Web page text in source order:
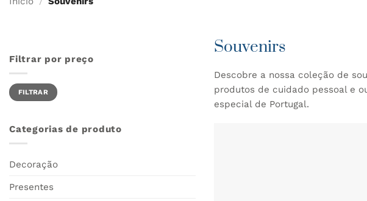
Filtrar por preço
Preço
mínimo
Preço
máximo
FILTRAR
Categorias de produto
Decoração
Presentes
Souvenirs
Descobre a nossa coleção de
produtos de cuidado pessoal e
especial de Portugal.